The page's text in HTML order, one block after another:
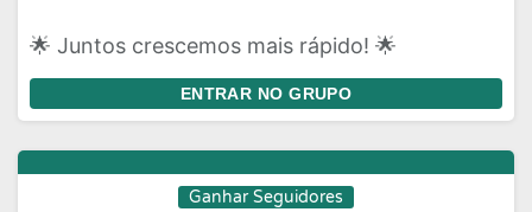
🌟 Juntos crescemos mais rápido! 🌟
ENTRAR NO GRUPO
Ganhar Seguidores